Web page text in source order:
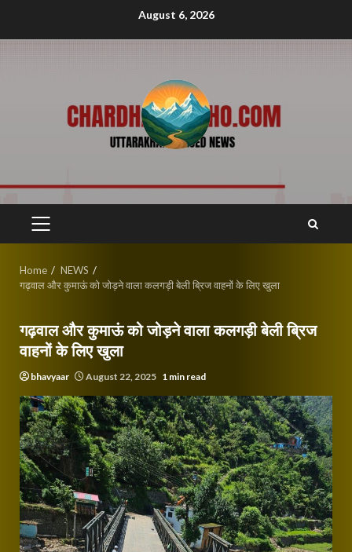
August 6, 2026
PRIMARY
Home
NEWS
गढ़वाल और कुमाऊं को जोड़ने वाला कलगड़ी बेली ब्रिज वाहनों के लिए खुला
गढ़वाल और कुमाऊं को जोड़ने वाला कलगड़ी बेली ब्रिज
वाहनों के लिए खुला
bhavyaar August 22, 2025 1 min read